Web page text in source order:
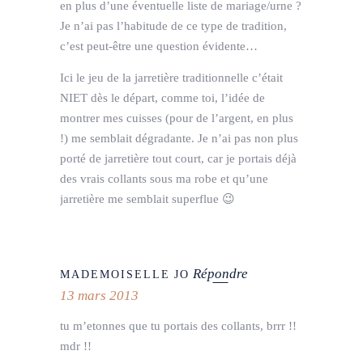
en plus d’une éventuelle liste de mariage/urne ?
Je n’ai pas l’habitude de ce type de tradition,
c’est peut-être une question évidente…
Ici le jeu de la jarretière traditionnelle c’était
NIET dès le départ, comme toi, l’idée de
montrer mes cuisses (pour de l’argent, en plus
!) me semblait dégradante. Je n’ai pas non plus
porté de jarretière tout court, car je portais déjà
des vrais collants sous ma robe et qu’une
jarretière me semblait superflue 😉
MADEMOISELLE JO Répondre
13 mars 2013
tu m’etonnes que tu portais des collants, brrr !!
mdr !!